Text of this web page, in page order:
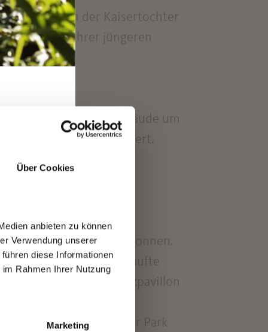
Über Cookies
anbieten zu können
Verwendung unserer
diese Informationen
Rahmen Ihrer Nutzung
Marketing
sie zu Ehren der Kaisertochter
Gisela und ihrer jüngeren
neoklassizistische Gebäude um
Ohmann erweitert.
von Spazierwegen begonnen.
Kaiserin Elisabeth traufte
und einem Musikpavillon
Sommertagen bietet der Park